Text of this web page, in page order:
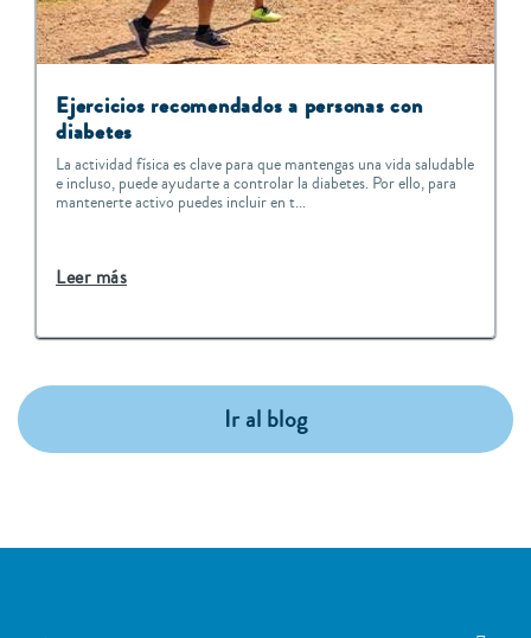
Ejercicios recomendados a personas con
diabetes
La actividad física es clave para que mantengas una vida saludable
e incluso, puede ayudarte a controlar la diabetes. Por ello, para
mantenerte activo puedes incluir en t...
Leer más
Ir al blog